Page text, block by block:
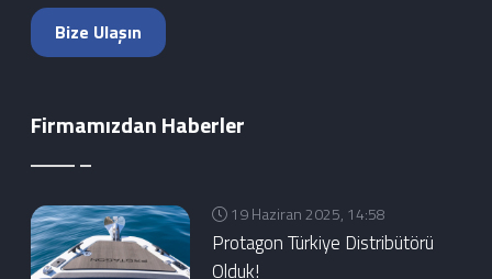
Bize Ulaşın
Firmamızdan Haberler
19 Haziran 2025, 14:58
Protagon Türkiye Distribütörü
Olduk!